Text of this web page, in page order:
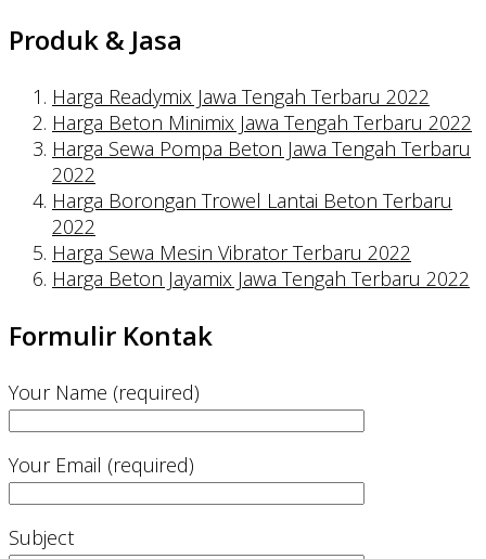
Produk & Jasa
Harga Readymix Jawa Tengah Terbaru 2022
Harga Beton Minimix Jawa Tengah Terbaru 2022
Harga Sewa Pompa Beton Jawa Tengah Terbaru
2022
Harga Borongan Trowel Lantai Beton Terbaru
2022
Harga Sewa Mesin Vibrator Terbaru 2022
Harga Beton Jayamix Jawa Tengah Terbaru 2022
Formulir Kontak
Your Name (required)
Your Email (required)
Subject